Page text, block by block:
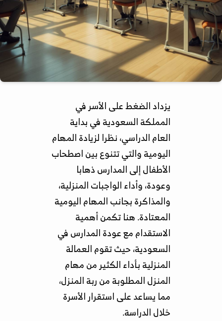
يزداد الضغط على الأسر في
المملكة السعودية في بداية
العام الدراسي، نظرا لزيادة المهام
اليومية والتي تتنوع بين اصطحاب
الأطفال إلى المدارس ذهابا
وعودة، وأداء الواجبات المنزلية،
والمذاكرة بجانب المهام اليومية
المعتادة. هنا تكمن أهمية
الاستقدام مع عودة المدارس في
السعودية، حيث تقوم العمالة
المنزلية بأداء الكثير من مهام
المنزل المطلوبة من ربة المنزل،
مما يساعد على استقرار الأسرة
خلال الدراسة.